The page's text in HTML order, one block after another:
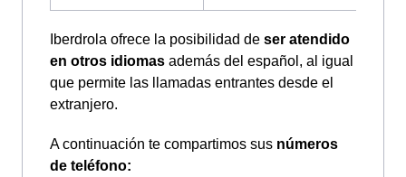
Iberdrola ofrece la posibilidad de ser atendido
en otros idiomas además del español, al igual
que permite las llamadas entrantes desde el
extranjero.
A continuación te compartimos sus números
de teléfono: